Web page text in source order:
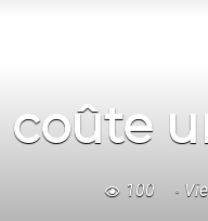
100